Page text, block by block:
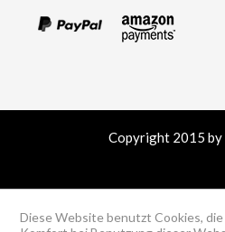
Copyright 2015 by
Diese Website benutzt Cookies,